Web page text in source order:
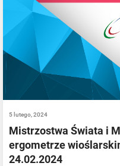
5 lutego, 2024
Mistrzostwa Świata i
ergometrze
24.02.2024